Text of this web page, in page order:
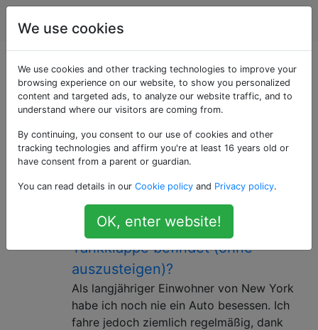
Rettungshaken
Als «car» getaggte
Fragen
Hacks im Zusammenhang mit der Wartung, [Reinigung]
und Reparatur von Autos und anderen
Wie kann ich herausfinden, auf
welcher Seite des Autos sich die
Tankklappe befindet (ohne
auszusteigen)?
Als langjähriger Einwohner von New York
habe ich noch nie ein Auto besessen. Ich
fahre jedoch ziemlich regelmäßig, dank
We use cookies
We use cookies and other tracking technologies to improve your
browsing experience on our website, to show you personalized
content and targeted ads, to analyze our website traffic, and to
understand where our visitors are coming from.
By continuing, you consent to our use of cookies and other
tracking technologies and affirm you're at least 16 years old or
have consent from a parent or guardian.
You can read details in our Cookie policy and Privacy policy.
OK, enter website!